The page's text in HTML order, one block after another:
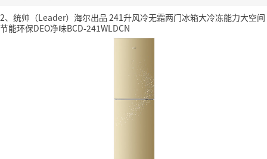
2、统帅（Leader）海尔出品 241升风冷无霜两门冰箱大冷冻能力大空间
节能环保DEO净味BCD-241WLDCN